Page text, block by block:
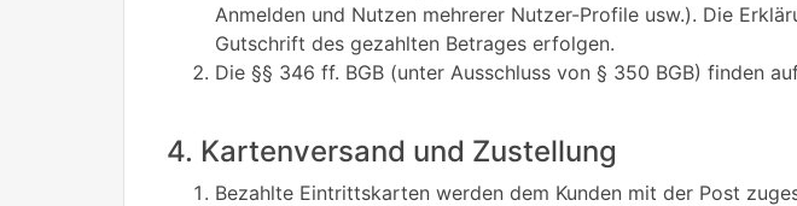
Anmelden und Nutzen mehrerer Nutzer-Profile usw.). Die
Gutschrift des gezahlten Betrages erfolgen.
Die §§ 346 ff. BGB (unter Ausschluss von § 350 BGB) finden
4. Kartenversand und Zustellung
Bezahlte Eintrittskarten werden dem Kunden mit der Post